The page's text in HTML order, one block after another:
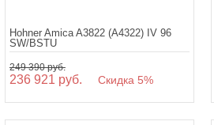
Hohner Amica A3822 (A4322) IV 96
SW/BSTU
249 390 руб.
236 921 руб. Скидка 5%